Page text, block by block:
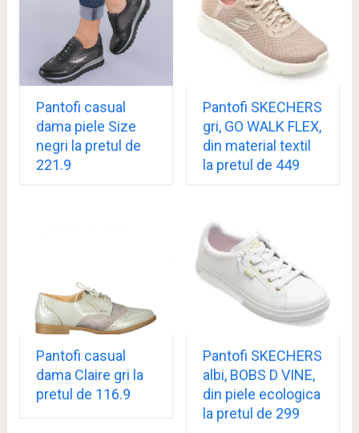
Pantofi casual
dama piele Size
negri la pretul de
221.9
Pantofi SKECHERS
gri, GO WALK FLEX,
din material textil
la pretul de 449
Pantofi casual
dama Claire gri la
pretul de 116.9
Pantofi SKECHERS
albi, BOBS D VINE,
din piele ecologica
la pretul de 299